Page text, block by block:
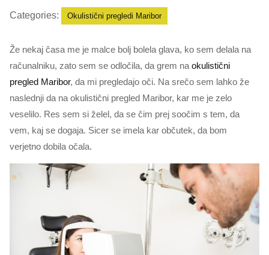
Categories: Okulistični pregledi Maribor
Že nekaj časa me je malce bolj bolela glava, ko sem delala na
računalniku, zato sem se odločila, da grem na okulistični
pregled Maribor, da mi pregledajo oči. Na srečo sem lahko že
naslednji da na okulistični pregled Maribor, kar me je zelo
veselilo. Res sem si želel, da se čim prej soočim s tem, da
vem, kaj se dogaja. Sicer se imela kar občutek, da bom
verjetno dobila očala.